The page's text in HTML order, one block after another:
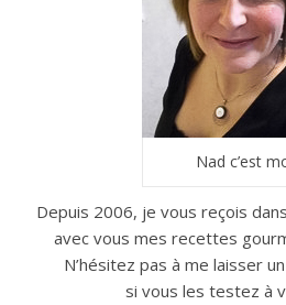
Nad c’est
Depuis 2006, je vous reçois
avec vous mes recettes
N’hésitez pas à me laisser
si vous les testez à